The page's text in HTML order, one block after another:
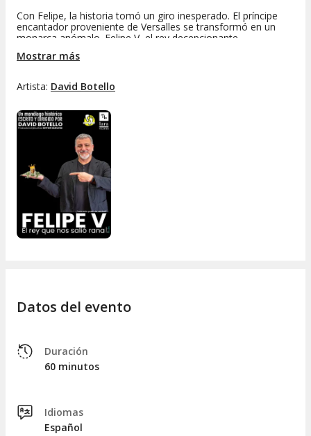
Con Felipe, la historia tomó un giro inesperado. El príncipe
encantador proveniente de Versalles se transformó en un
monarca anómalo. Felipe V, el rey decepcionante.
Mostrar más
Artista: David Botello
Datos del evento
Duración
60 minutos
Idiomas
Español